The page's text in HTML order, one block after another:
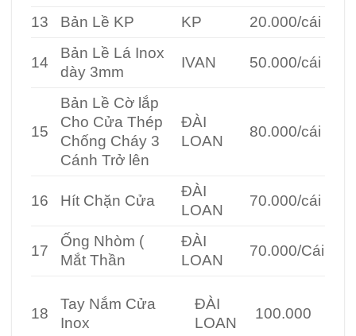
13 Bản Lề KP KP 20.000/cái
14
Bản Lề Lá Inox
dày 3mm
IVAN 50.000/cái
15
Bản Lề Cờ lắp
Cho Cửa Thép
Chống Cháy 3
Cánh Trở lên
ĐÀI
LOAN
80.000/cái
16 Hít Chặn Cửa
ĐÀI
LOAN
70.000/cái
17
Ống Nhòm (
Mắt Thần
ĐÀI
LOAN
70.000/Cái
18
Tay Nắm Cửa
Inox
ĐÀI
LOAN
100.000